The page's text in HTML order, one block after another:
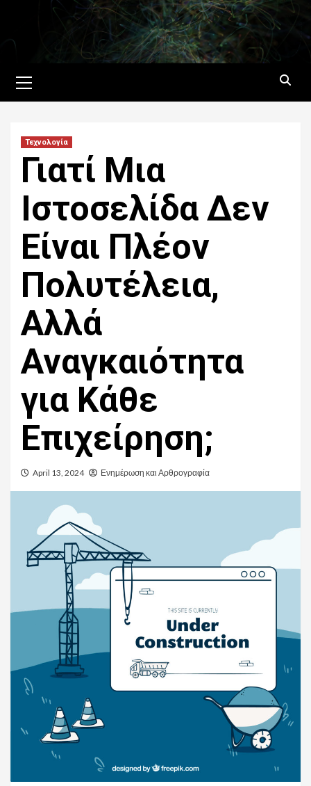
content
Menu
Τεχνολογία
Γιατί Μια
Ιστοσελίδα Δεν
Είναι Πλέον
Πολυτέλεια,
Αλλά
Αναγκαιότητα
για Κάθε
Επιχείρηση;
April 13, 2024 Ενημέρωση και Αρθρογραφία